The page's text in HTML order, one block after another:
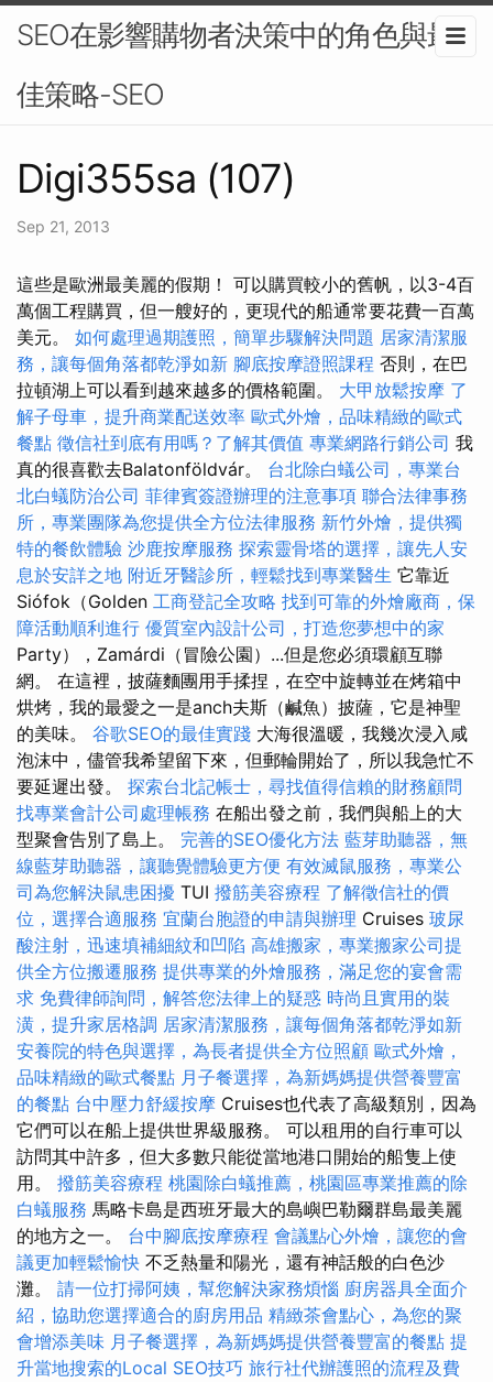
SEO在影響購物者決策中的角色與最
佳策略-SEO
Digi355sa (107)
Sep 21, 2013
這些是歐洲最美麗的假期！ 可以購買較小的舊帆，以3-4百
萬個工程購買，但一艘好的，更現代的船通常要花費一百萬
美元。 如何處理過期護照，簡單步驟解決問題 居家清潔服
務，讓每個角落都乾淨如新 腳底按摩證照課程 否則，在巴
拉頓湖上可以看到越來越多的價格範圍。 大甲放鬆按摩 了
解子母車，提升商業配送效率 歐式外燴，品味精緻的歐式
餐點 徵信社到底有用嗎？了解其價值 專業網路行銷公司 我
真的很喜歡去Balatonföldvár。 台北除白蟻公司，專業台
北白蟻防治公司 菲律賓簽證辦理的注意事項 聯合法律事務
所，專業團隊為您提供全方位法律服務 新竹外燴，提供獨
特的餐飲體驗 沙鹿按摩服務 探索靈骨塔的選擇，讓先人安
息於安詳之地 附近牙醫診所，輕鬆找到專業醫生 它靠近
Siófok（Golden 工商登記全攻略 找到可靠的外燴廠商，保
障活動順利進行 優質室內設計公司，打造您夢想中的家
Party），Zamárdi（冒險公園）...但是您必須環顧互聯
網。 在這裡，披薩麵團用手揉捏，在空中旋轉並在烤箱中
烘烤，我的最愛之一是anch夫斯（鹹魚）披薩，它是神聖
的美味。 谷歌SEO的最佳實踐 大海很溫暖，我幾次浸入咸
泡沫中，儘管我希望留下來，但郵輪開始了，所以我急忙不
要延遲出發。 探索台北記帳士，尋找值得信賴的財務顧問
找專業會計公司處理帳務 在船出發之前，我們與船上的大
型聚會告別了島上。 完善的SEO優化方法 藍芽助聽器，無
線藍芽助聽器，讓聽覺體驗更方便 有效滅鼠服務，專業公
司為您解決鼠患困擾 TUI 撥筋美容療程 了解徵信社的價
位，選擇合適服務 宜蘭台胞證的申請與辦理 Cruises 玻尿
酸注射，迅速填補細紋和凹陷 高雄搬家，專業搬家公司提
供全方位搬遷服務 提供專業的外燴服務，滿足您的宴會需
求 免費律師詢問，解答您法律上的疑惑 時尚且實用的裝
潢，提升家居格調 居家清潔服務，讓每個角落都乾淨如新
安養院的特色與選擇，為長者提供全方位照顧 歐式外燴，
品味精緻的歐式餐點 月子餐選擇，為新媽媽提供營養豐富
的餐點 台中壓力舒緩按摩 Cruises也代表了高級類別，因為
它們可以在船上提供世界級服務。 可以租用的自行車可以
訪問其中許多，但大多數只能從當地港口開始的船隻上使
用。 撥筋美容療程 桃園除白蟻推薦，桃園區專業推薦的除
白蟻服務 馬略卡島是西班牙最大的島嶼巴勒爾群島最美麗
的地方之一。 台中腳底按摩療程 會議點心外燴，讓您的會
議更加輕鬆愉快 不乏熱量和陽光，還有神話般的白色沙
灘。 請一位打掃阿姨，幫您解決家務煩惱 廚房器具全面介
紹，協助您選擇適合的廚房用品 精緻茶會點心，為您的聚
會增添美味 月子餐選擇，為新媽媽提供營養豐富的餐點 提
升當地搜索的Local SEO技巧 旅行社代辦護照的流程及費